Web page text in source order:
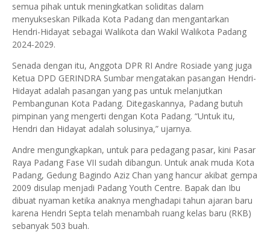
semua pihak untuk meningkatkan soliditas dalam
menyukseskan Pilkada Kota Padang dan mengantarkan
Hendri-Hidayat sebagai Walikota dan Wakil Walikota Padang
2024-2029.
Senada dengan itu, Anggota DPR RI Andre Rosiade yang juga
Ketua DPD GERINDRA Sumbar mengatakan pasangan Hendri-
Hidayat adalah pasangan yang pas untuk melanjutkan
Pembangunan Kota Padang. Ditegaskannya, Padang butuh
pimpinan yang mengerti dengan Kota Padang. “Untuk itu,
Hendri dan Hidayat adalah solusinya,” ujarnya.
Andre mengungkapkan, untuk para pedagang pasar, kini Pasar
Raya Padang Fase VII sudah dibangun. Untuk anak muda Kota
Padang, Gedung Bagindo Aziz Chan yang hancur akibat gempa
2009 disulap menjadi Padang Youth Centre. Bapak dan Ibu
dibuat nyaman ketika anaknya menghadapi tahun ajaran baru
karena Hendri Septa telah menambah ruang kelas baru (RKB)
sebanyak 503 buah.